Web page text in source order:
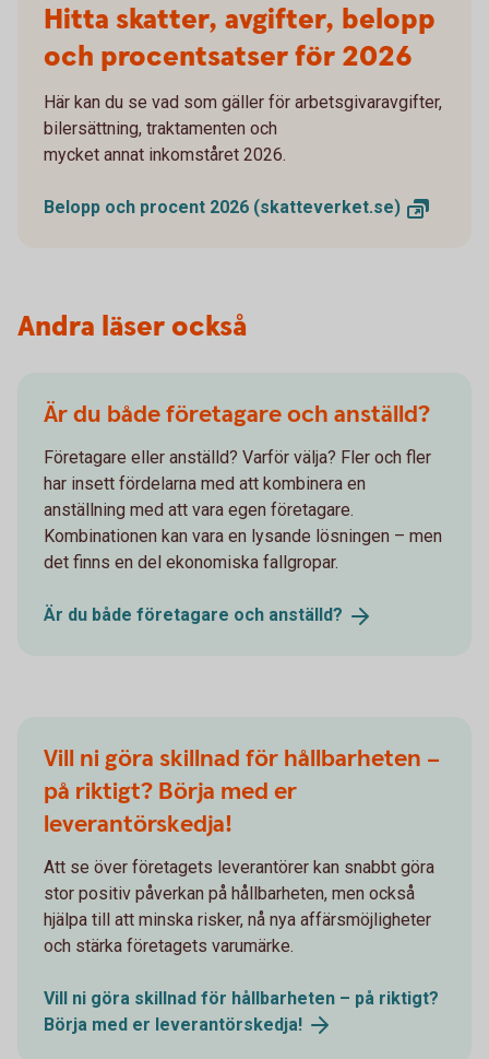
Hitta skatter, avgifter, belopp
och procentsatser för 2026
Här kan du se vad som gäller för arbetsgivaravgifter,
bilersättning, traktamenten och
mycket annat inkomståret 2026.
Belopp och procent 2026 (skatteverket.se)
Andra läser också
Är du både företagare och anställd?
Företagare eller anställd? Varför välja? Fler och fler
har insett fördelarna med att kombinera en
anställning med att vara egen företagare.
Kombinationen kan vara en lysande lösningen – men
det finns en del ekonomiska fallgropar.
Är du både företagare och anställd?
Vill ni göra skillnad för hållbarheten –
på riktigt? Börja med er
leverantörskedja!
Att se över företagets leverantörer kan snabbt göra
stor positiv påverkan på hållbarheten, men också
hjälpa till att minska risker, nå nya affärsmöjligheter
och stärka företagets varumärke.
Vill ni göra skillnad för hållbarheten – på riktigt?
Börja med er leverantörskedja!